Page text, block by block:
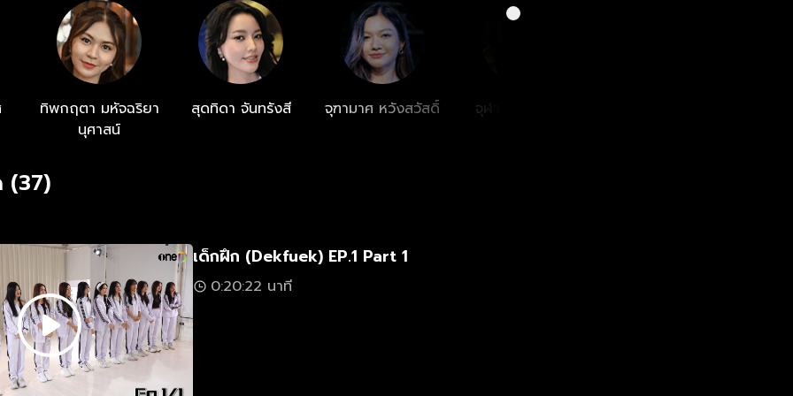
ทิพกฤตา มหัจฉริยา
นุศาสน์
สุดทิดา จันทรังสี จุฑามาศ หวังสวัสดิ์ จุฬามาศ ดำรักษ์
(37)
เด็กฝึก (Dekfuek) EP.1 Part 1
0:20:22 นาที